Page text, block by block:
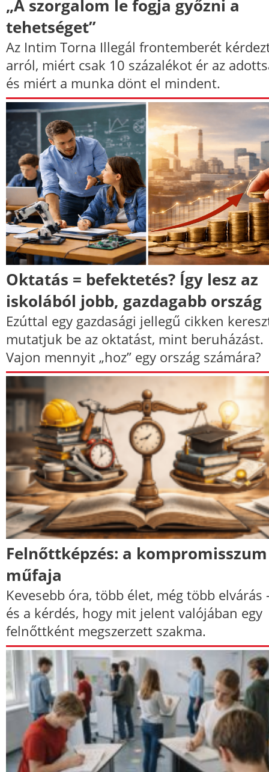
„A szorgalom le fogja győzni a
tehetséget”
Az Intim Torna Illegál frontemberét
arról, miért csak 10 százalékot ér az
és miért a munka dönt el mindent.
Oktatás = befektetés? Így lesz az
iskolából jobb, gazdagabb ország
Ezúttal egy gazdasági jellegű cikken
mutatjuk be az oktatást, mint beruházást.
Vajon mennyit „hoz” egy ország számára?
Felnőttképzés: a kompromisszum
műfaja
Kevesebb óra, több élet, még több elvárás
és a kérdés, hogy mit jelent valójában egy
felnőttként megszerzett szakma.